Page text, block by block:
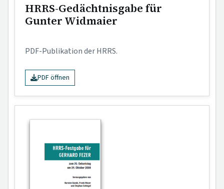
HRRS-Gedächtnisgabe für
Gunter Widmaier
PDF-Publikation der HRRS.
PDF öffnen